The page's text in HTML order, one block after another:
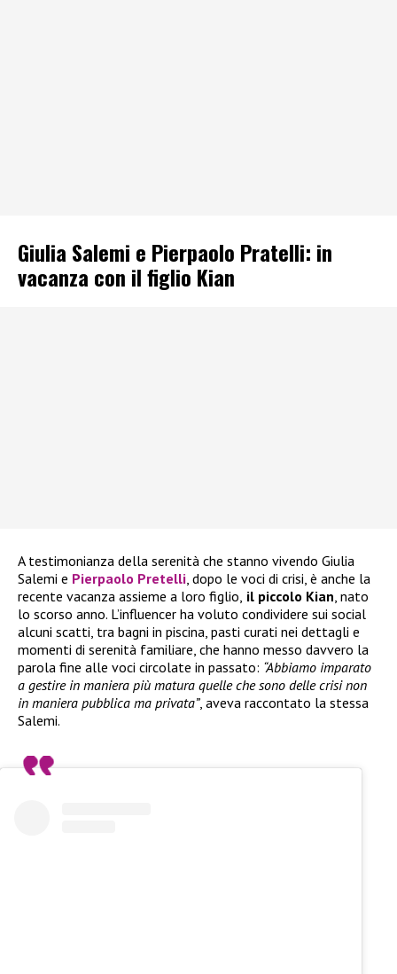
Giulia Salemi e Pierpaolo Pratelli: in
vacanza con il figlio Kian
A testimonianza della serenità che stanno vivendo Giulia
Salemi e Pierpaolo Pretelli, dopo le voci di crisi, è anche la
recente vacanza assieme a loro figlio, il piccolo Kian, nato
lo scorso anno. L’influencer ha voluto condividere sui social
alcuni scatti, tra bagni in piscina, pasti curati nei dettagli e
momenti di serenità familiare, che hanno messo davvero la
parola fine alle voci circolate in passato: “Abbiamo imparato
a gestire in maniera più matura quelle che sono delle crisi non
in maniera pubblica ma privata”, aveva raccontato la stessa
Salemi.